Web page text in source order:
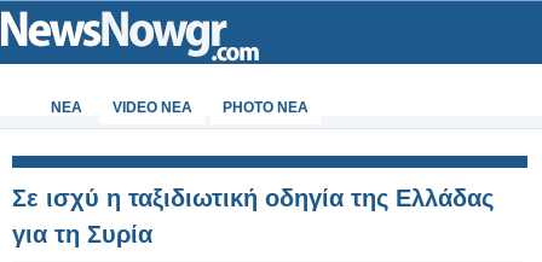
ΝΕΑ VIDEO NEA PHOTO NEA
Σε ισχύ η ταξιδιωτική οδηγία της Ελλάδας
για τη Συρία